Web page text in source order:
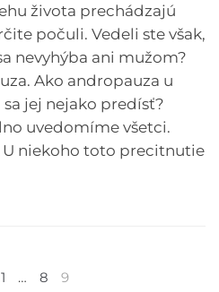
života prechádzajú
počuli. Vedeli ste však,
nevyhýba ani mužom?
Ako andropauza u
jej nejako predísť?
uvedomíme všetci.
U niekoho toto precitnutie
1 … 8 9